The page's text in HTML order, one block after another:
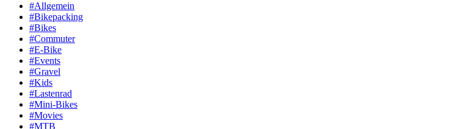
#Allgemein
#Bikepacking
#Bikes
#Commuter
#E-Bike
#Events
#Gravel
#Kids
#Lastenrad
#Mini-Bikes
#Movies
#MTB